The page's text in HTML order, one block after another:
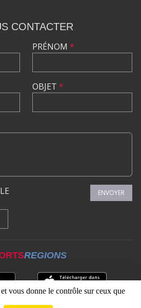
CONTACTER
PRÉNOM *
OBJET *
ENVOYER
REGIONS
vous donne le contrôle sur ceux que